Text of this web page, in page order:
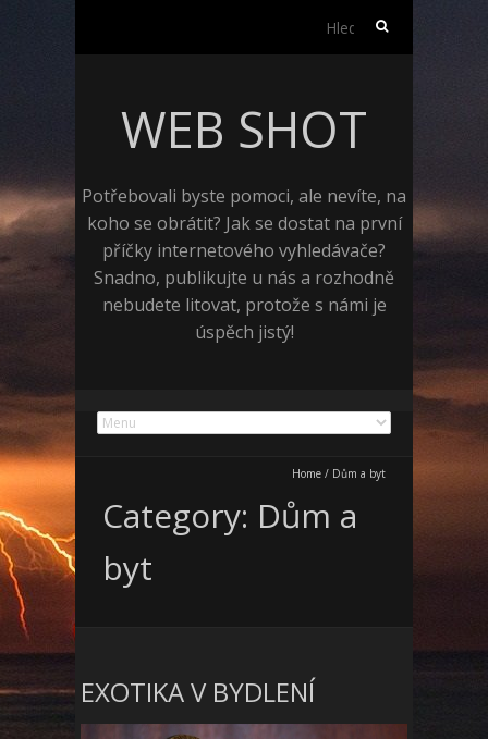
Vyhledávání
WEB SHOT
Potřebovali byste pomoci, ale nevíte, na
koho se obrátit? Jak se dostat na první
příčky internetového vyhledávače?
Snadno, publikujte u nás a rozhodně
nebudete litovat, protože s námi je
úspěch jistý!
Home / Dům a byt
Category: Dům a
byt
EXOTIKA V BYDLENÍ